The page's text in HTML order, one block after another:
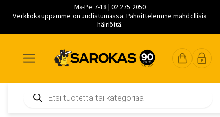
Ma-Pe 7-18 | 02 275 2050
Verkkokauppamme on uudistumassa. Pahoittelemme mahdollisia
häiriöitä.
navigointiin
sisältöön
pääsisältöön
search